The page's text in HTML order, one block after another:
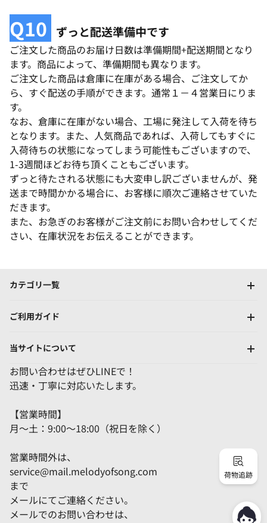
Q10 ずっと配送準備中です
ご注文した商品のお届け日数は準備期間+配送期間となり
ます。商品によって、準備期間も異なります。
ご注文した商品は倉庫に在庫がある場合、ご注文してか
ら、すぐ配送の手順ができます。通常１－４営業日にりま
す。
なお、倉庫に在庫がない場合、工場に発注して入荷を待ち
となります。また、人気商品であれば、入荷してもすぐに
入荷待ちの状態になってしまう可能性もございますので、
1-3週間ほどお待ち頂くこともございます。
ずっと待たされる状態にも大変申し訳ございませんが、発
送まで時間かかる場合に、お客様に順次ご連絡させていた
だきます。
また、お急ぎのお客様がご注文前にお問い合わせしてくだ
さい、在庫状況をお伝えることができます。
荷物追跡
カテゴリ一覧
ご利用ガイド
当サイトについて
お問い合わせはぜひLINEで！
迅速・丁寧に対応いたします。
【営業時間】
月～土：9:00～18:00（祝日を除く）
営業時間外は、
service@mail.melodyofsong.com
まで
メールにてご連絡ください。
メールでのお問い合わせは、